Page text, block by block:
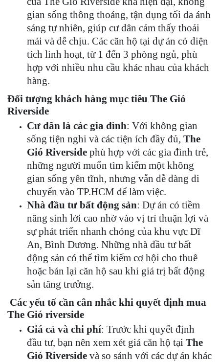
gian sống thông thoáng, tận dụng tối đa ánh
sáng tự nhiên, giúp cư dân cảm thấy thoải
mái và dễ chịu. Các căn hộ tại dự án có diện
tích linh hoạt, từ 1 đến 3 phòng ngủ, phù
hợp với nhiều nhu cầu khác nhau của khách
hàng.
Đối tượng khách hàng mục tiêu The Gió
Riverside
Cư dân là các gia đình: Với không gian
sống tiện nghi và các tiện ích đầy đủ, The
Gió Riverside phù hợp với các gia đình trẻ,
những người muốn tìm kiếm một không
gian sống yên tĩnh, nhưng vẫn dễ dàng di
chuyển vào TP.HCM để làm việc.
Nhà đầu tư bất động sản: Dự án có tiềm
năng sinh lời cao nhờ vào vị trí thuận lợi và
sự phát triển nhanh chóng của khu vực Dĩ
An, Bình Dương. Những nhà đầu tư bất
động sản có thể tìm kiếm cơ hội cho thuê
hoặc bán lại căn hộ sau khi giá trị bất động
sản tăng trưởng.
Các yếu tố cần cân nhắc khi quyết định mua
The Gió riverside
Giá cả và chi phí: Trước khi quyết định
đầu tư, bạn nên xem xét giá căn hộ tại The
Gió Riverside và so sánh với các dự án khác